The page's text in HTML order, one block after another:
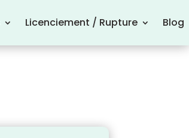
Licenciement / Rupture Blog